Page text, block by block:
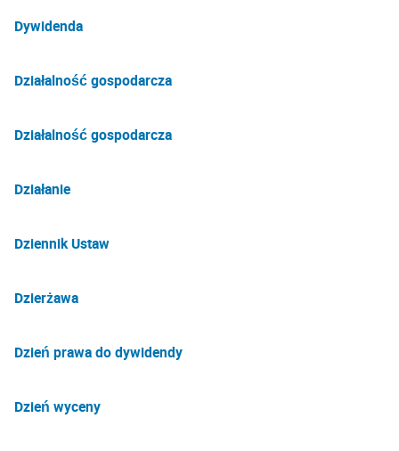
Dywidenda
Działalność gospodarcza
Działalność gospodarcza
Działanie
Dziennik Ustaw
Dzierżawa
Dzień prawa do dywidendy
Dzień wyceny